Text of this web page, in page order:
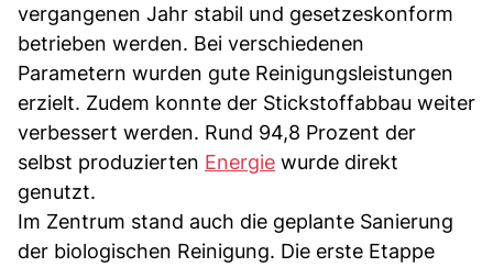
vergangenen Jahr stabil und gesetzeskonform
betrieben werden. Bei verschiedenen
Parametern wurden gute Reinigungsleistungen
erzielt. Zudem konnte der Stickstoffabbau weiter
verbessert werden. Rund 94,8 Prozent der
selbst produzierten Energie wurde direkt
genutzt.
Im Zentrum stand auch die geplante Sanierung
der biologischen Reinigung. Die erste Etappe